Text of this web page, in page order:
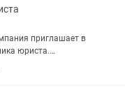
приглашает в
юриста.
с договорами и